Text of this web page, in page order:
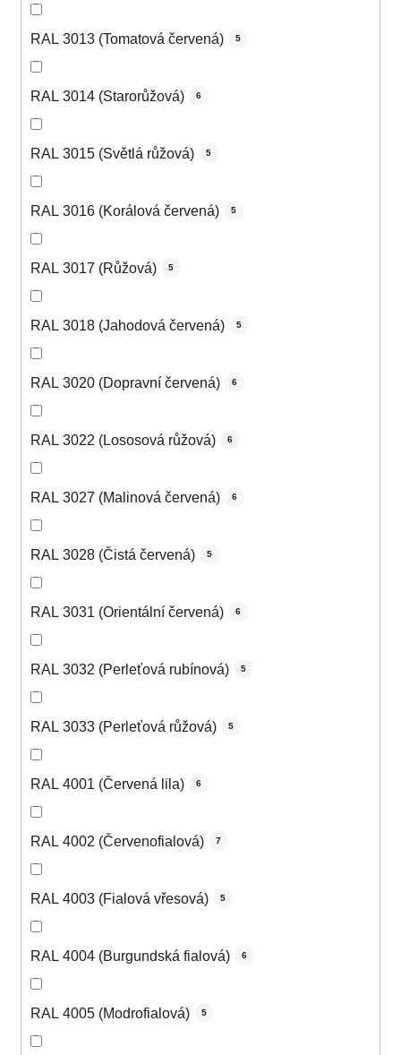
RAL 3013 (Tomatová červená) 5
RAL 3014 (Starorůžová) 6
RAL 3015 (Světlá růžová) 5
RAL 3016 (Korálová červená) 5
RAL 3017 (Růžová) 5
RAL 3018 (Jahodová červená) 5
RAL 3020 (Dopravní červená) 6
RAL 3022 (Lososová růžová) 6
RAL 3027 (Malinová červená) 6
RAL 3028 (Čistá červená) 5
RAL 3031 (Orientální červená) 6
RAL 3032 (Perleťová rubínová) 5
RAL 3033 (Perleťová růžová) 5
RAL 4001 (Červená lila) 6
RAL 4002 (Červenofialová) 7
RAL 4003 (Fialová vřesová) 5
RAL 4004 (Burgundská fialová) 6
RAL 4005 (Modrofialová) 5